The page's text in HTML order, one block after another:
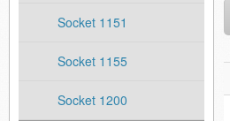
Socket 1151
Socket 1155
Socket 1200